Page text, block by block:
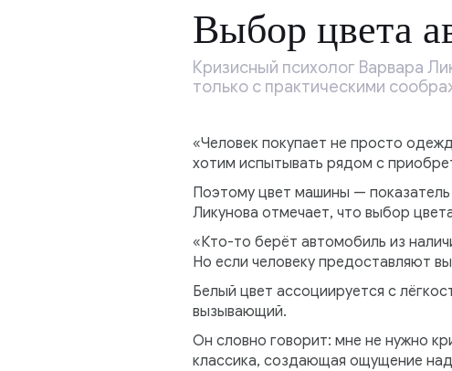
Выбор цвета
Кризисный психолог Варвара
только с практическими
«Человек покупает не просто
хотим испытывать рядом с
Поэтому цвет машины —
Ликунова отмечает, что выбор
«Кто-то берёт автомобиль из
Но если человеку предоставляют
Белый цвет ассоциируется с
вызывающий.
Он словно говорит: мне не нужно
классика, создающая ощущение